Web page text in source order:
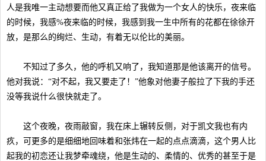
人是我唯一主动想要而他又真正给了我做为一个女人的快乐，夜来临
的时候，我感%夜来临的时候，我感到我一生中所有的花都在徐徐开
放，是那么的绚烂、生动，有着无以伦比的美丽。
不知过了多久，他的呼机又响了，我知道那是他该离开的信号。
他对我说：“对不起，我又要走了！”他象对他妻子般拉了下我的手还
没等我说什么很快就走了。
这个夜晚，夜雨敲窗，我在床上辗转反侧，对于凯文我也有内
疚，可更多的是细细地回味着和张炜在一起的点点滴滴，这个男人比
起我的初恋还让我梦牵魂绕，他是生动的、柔情的、优秀的甚至于是